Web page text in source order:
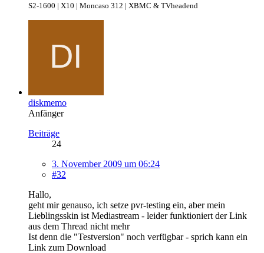
S2-1600 | X10 | Moncaso 312 | XBMC & TVheadend
diskmemo
Anfänger
Beiträge
24
3. November 2009 um 06:24
#32
Hallo,
geht mir genauso, ich setze pvr-testing ein, aber mein
Lieblingsskin ist Mediastream - leider funktioniert der Link
aus dem Thread nicht mehr
Ist denn die "Testversion" noch verfügbar - sprich kann ein
Link zum Download